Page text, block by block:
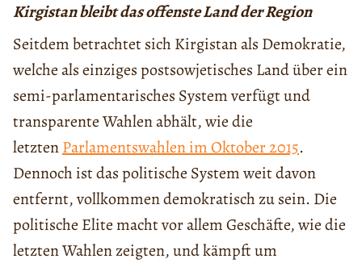
Kirgistan bleibt das offenste Land der Region
Seitdem betrachtet sich Kirgistan als Demokratie,
welche als einziges postsowjetisches Land über ein
semi-parlamentarisches System verfügt und
transparente Wahlen abhält, wie die
letztenParlamentswahlen im Oktober 2015.
Dennoch ist das politische System weit davon
entfernt, vollkommen demokratisch zu sein. Die
politische Elite macht vor allem Geschäfte, wie die
letzten Wahlen zeigten, und kämpft um